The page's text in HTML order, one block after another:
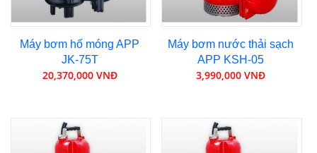
Máy bơm hố móng APP
JK-75T
20,370,000 VNĐ
Máy bơm nước thải sạch
APP KSH-05
3,990,000 VNĐ